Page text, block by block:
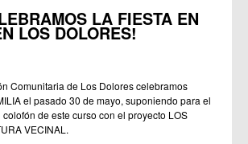
LA FIESTA EN
LOS DOLORES!
Comunitaria de Los Dolores celebramos
el pasado 30 de mayo, suponiendo para el
de este curso con el proyecto LOS
VECINAL.